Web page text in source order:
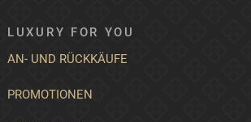
LUXURY FOR YOU
AN- UND RÜCKKÄUFE
PROMOTIONEN